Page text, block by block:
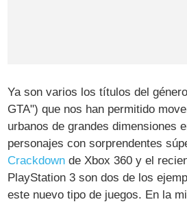
Ya son varios los títulos del
GTA") que nos han permitido
urbanos de grandes dimensiones
personajes con sorprendentes
Crackdown de Xbox 360 y el
PlayStation 3 son dos de los
este nuevo tipo de juegos. En la